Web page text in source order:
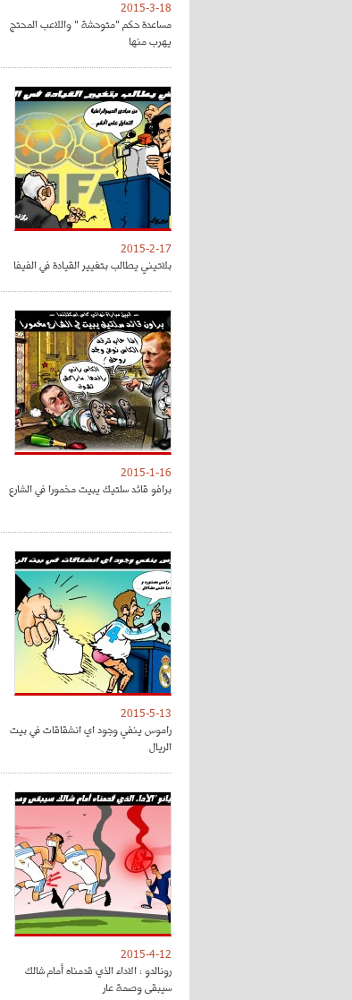
2015-3-18
مساعدة حكم "متوحشة " واللاعب المحتج
يهرب منها
2015-2-17
بلاتيني يطالب بتغيير القيادة في الفيفا
2015-1-16
برافو قائد سلتيك يبيت مخمورا في الشارع
2015-5-13
راموس ينفي وجود اي انشقاقات في بيت
الريال
2015-4-12
رونالدو : الاداء الذي قدمناه أمام شالك
سيبقى وصمة عار